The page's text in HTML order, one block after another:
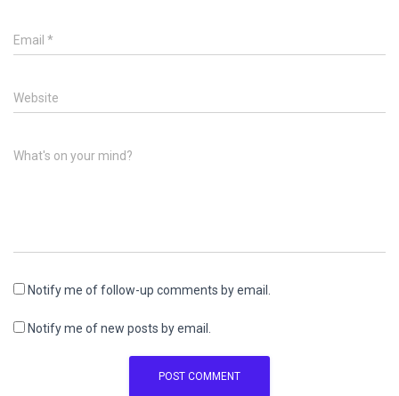
Email *
Website
What's on your mind?
Notify me of follow-up comments by email.
Notify me of new posts by email.